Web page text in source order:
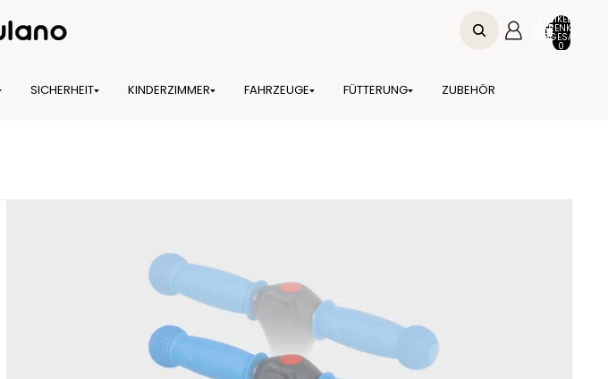
ARTIKEL IM
WARENKORB
INSGESAMT:
0
SICHERHEIT KINDERZIMMER FAHRZEUGE FÜTTERUNG ZUBEHÖR